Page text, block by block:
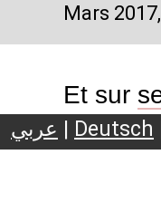
Mars 2017
Et sur
عربي | Deutsch